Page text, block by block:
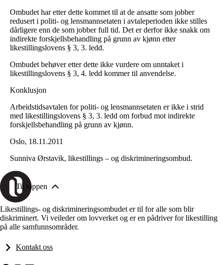
Ombudet har etter dette kommet til at de ansatte som jobber
redusert i politi- og lensmannsetaten i avtaleperioden ikke stilles
dårligere enn de som jobber full tid. Det er derfor ikke snakk om
indirekte forskjellsbehandling på grunn av kjønn etter
likestillingslovens § 3, 3. ledd.
Ombudet behøver etter dette ikke vurdere om unntaket i
likestillingslovens § 3, 4. ledd kommer til anvendelse.
Konklusjon
Arbeidstidsavtalen for politi- og lensmannsetaten er ikke i strid
med likestillingslovens § 3, 3. ledd om forbud mot indirekte
forskjellsbehandling på grunn av kjønn.
Oslo, 18.11.2011
Sunniva Ørstavik, likestillings – og diskrimineringsombud.
Til toppen
Likestillings- og diskrimineringsombudet er til for alle som blir
diskriminert. Vi veileder om lovverket og er en pådriver for likestilling
på alle samfunnsområder.
Kontakt oss